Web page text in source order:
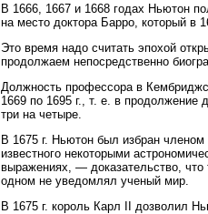
В 1666, 1667 и 1668 годах Ньютон
на место доктора Барро, который в
Это время надо считать эпохой
продолжаем непосредственно
Должность профессора в
1669 по 1695 г., т. е. в продолжение
три на четыре.
В 1675 г. Ньютон был избран
известного некоторыми
выражениях, — доказательство, что
одном не уведомлял ученый мир.
В 1675 г. король Карл II дозволил